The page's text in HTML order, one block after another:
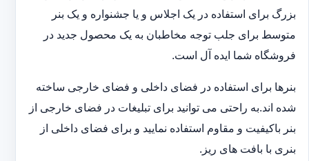
بزرگ برای استفاده در یک اجلاس و یا جشنواره و یک بنر
متوسط برای جلب توجه مخاطبان به یک محصول جدید در
فروشگاه شما ایده آل است.
بنرها برای استفاده در فضای داخلی و فضای خارجی ساخته
شده اند.به راحتی می توانید برای تبلیغات در فضای خارجی از
بنر باکیفیت و مقاوم استفاده نمایید و برای فضای داخلی از
بنری با بافت های ریز.